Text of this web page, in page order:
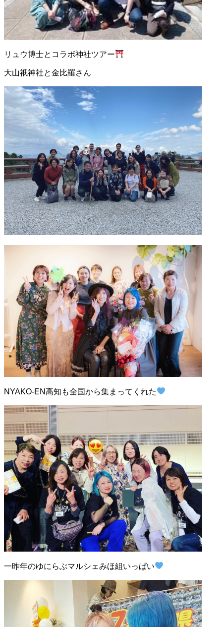
リュウ博士とコラボ神社ツアー
大山祇神社と金比羅さん
NYAKO-EN高知も全国から集まってくれた
一昨年のゆにらぶマルシェみほ組いっぱい